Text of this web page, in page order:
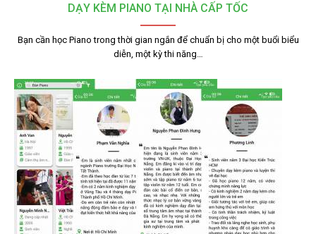
DẠY KÈM PIANO TẠI NHÀ CẤP TỐC
Bạn cần học Piano trong thời gian ngắn để chuẩn bị cho một buổi biểu
diễn, một kỳ thi năng…